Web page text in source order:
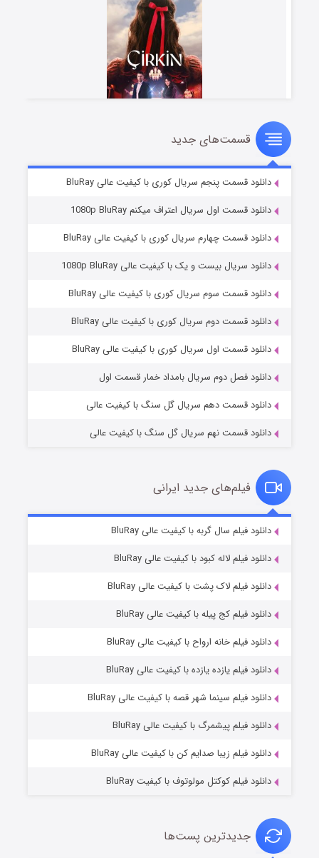
سریال زشت
قسمت۲ (زیرنویس) منتشر شد
مردگان متحرک: شهر مرده ۳
قسمت۲ (زیرنویس) منتشر شد
قسمت۷ (زیرنویس) منتشر شد
قسمت‌های جدید
دانلود قسمت پنجم سریال کوری با کیفیت عالی BluRay
دانلود قسمت اول سریال اعتراف میکنم 1080p BluRay
دانلود قسمت چهارم سریال کوری با کیفیت عالی BluRay
دانلود سریال بیست و یک با کیفیت عالی 1080p BluRay
دانلود قسمت سوم سریال کوری با کیفیت عالی BluRay
دانلود قسمت دوم سریال کوری با کیفیت عالی BluRay
دانلود قسمت اول سریال کوری با کیفیت عالی BluRay
دانلود فصل دوم سریال بامداد خمار قسمت اول
دانلود قسمت دهم سریال گل سنگ با کیفیت عالی
دانلود قسمت نهم سریال گل سنگ با کیفیت عالی
فیلم‌های جدید ایرانی
دانلود فیلم سال گربه با کیفیت عالی BluRay
دانلود فیلم لاله کبود با کیفیت عالی BluRay
دانلود فیلم لاک پشت با کیفیت عالی BluRay
دانلود فیلم کج‌ پیله با کیفیت عالی BluRay
دانلود فیلم خانه ارواح با کیفیت عالی BluRay
دانلود فیلم یازده یازده با کیفیت عالی BluRay
دانلود فیلم سینما شهر قصه با کیفیت عالی BluRay
دانلود فیلم پیشمرگ با کیفیت عالی BluRay
دانلود فیلم زیبا صدایم کن با کیفیت عالی BluRay
دانلود فیلم کوکتل مولوتوف با کیفیت BluRay
جدیدترین پست‌ها